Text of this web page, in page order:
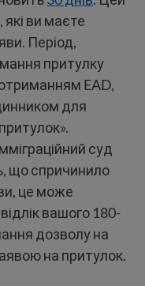
ви маєте
Період,
притулку
EAD,
для
суд
що спричинило
це може
вашого 180-
дозволу на
на притулок.